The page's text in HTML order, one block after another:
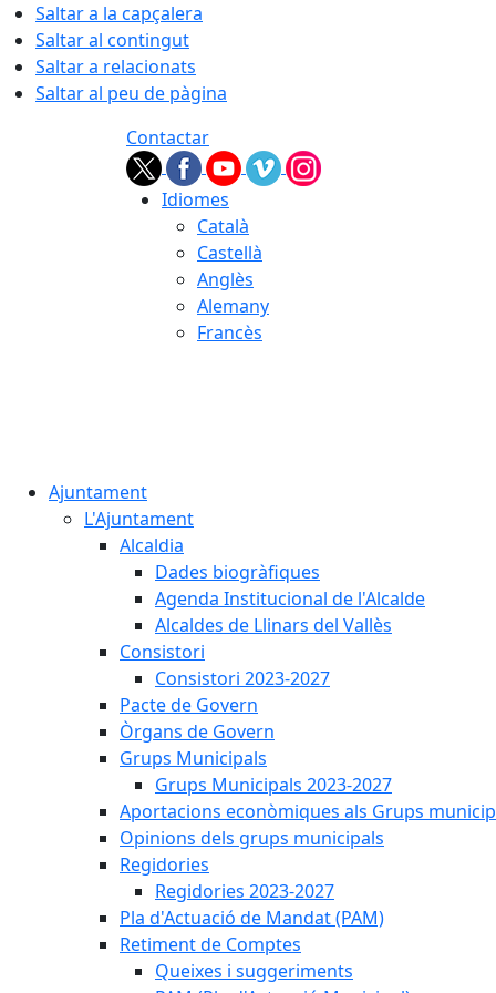
Saltar a la capçalera
Saltar al contingut
Saltar a relacionats
Saltar al peu de pàgina
Contactar
Idiomes
Català
Castellà
Anglès
Alemany
Francès
Ajuntament
L'Ajuntament
Alcaldia
Dades biogràfiques
Agenda Institucional de l'Alcalde
Alcaldes de Llinars del Vallès
Consistori
Consistori 2023-2027
Pacte de Govern
Òrgans de Govern
Grups Municipals
Grups Municipals 2023-2027
Aportacions econòmiques als Grups
Opinions dels grups municipals
Regidories
Regidories 2023-2027
Pla d'Actuació de Mandat (PAM)
Retiment de Comptes
Queixes i suggeriments